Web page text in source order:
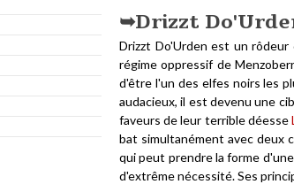
Drizzt
Drizzt Do'Urden est un
régime oppressif de
d'être l'un des elfes noirs les
audacieux, il est devenu une
faveurs de leur terrible déesse
bat simultanément avec deux
qui peut prendre la forme
d'extrême nécessité. Ses